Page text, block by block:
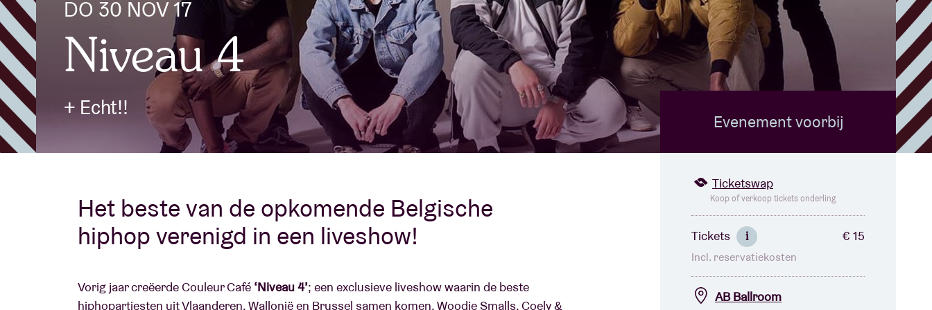
Bezoekersinfo
AB ❤ you
Over AB
Contact
DO 30 NOV 17
Niveau 4
+ Echt!!
Het beste van de opkomende Belgische
hiphop verenigd in een liveshow!
Vorig jaar creëerde Couleur Café ‘Niveau 4’; een exclusieve liveshow waarin de beste
hiphopartiesten uit Vlaanderen, Wallonië en Brussel samen komen. Woodie Smalls, Coely &
Evenement voorbij
Ticketswap
Koop of verkoop tickets onderling
Tickets i € 15
Incl. reservatiekosten
AB Ballroom